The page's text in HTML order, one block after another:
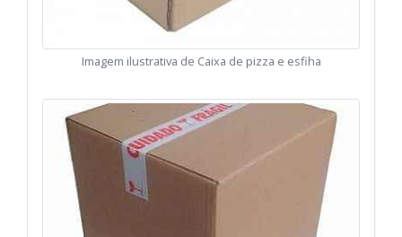
Imagem ilustrativa de Caixa de pizza e esfiha